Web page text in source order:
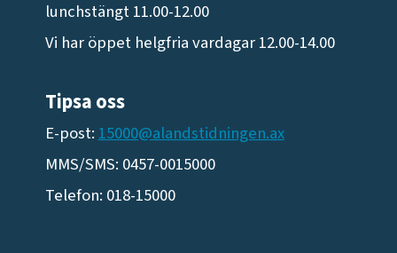
lunchstängt 11.00-12.00
Vi har öppet helgfria vardagar 12.00-14.00
Tipsa oss
E-post:15000@alandstidningen.ax
MMS/SMS: 0457-0015000
Telefon: 018-15000